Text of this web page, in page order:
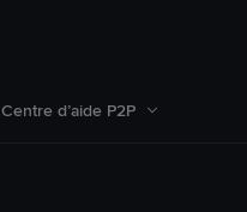
Centre d’aide P2P